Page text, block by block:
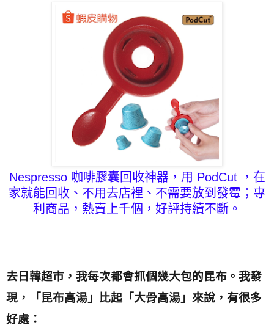
Nespresso 咖啡膠囊回收神器，用 PodCut ，在
家就能回收、不用去店裡、不需要放到發霉；專
利商品，熱賣上千個，好評持續不斷。
去日韓超市，我每次都會抓個幾大包的昆布。我發
現，「昆布高湯」比起「大骨高湯」來說，有很多
好處：